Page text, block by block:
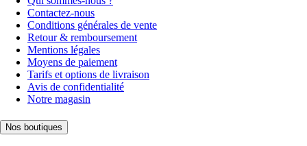
Contactez-nous
Conditions générales de vente
Retour & remboursement
Mentions légales
Moyens de paiement
Tarifs et options de livraison
Avis de confidentialité
Notre magasin
Nos boutiques